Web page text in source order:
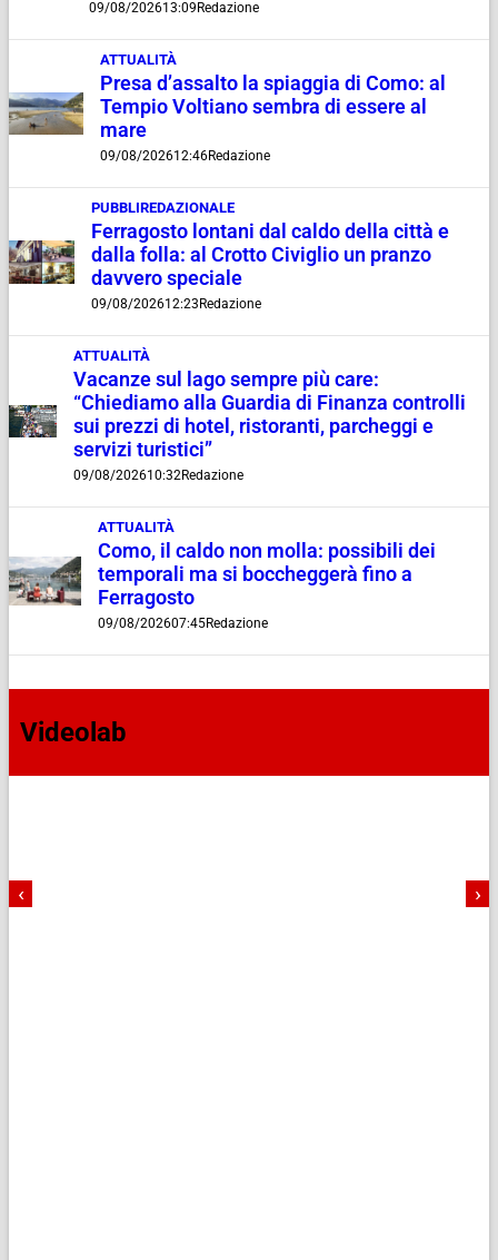
09/08/202613:09 Redazione
ATTUALITÀ
Presa d’assalto la spiaggia di Como: al
Tempio Voltiano sembra di essere al
mare
09/08/202612:46Redazione
PUBBLIREDAZIONALE
Ferragosto lontani dal caldo della città e
dalla folla: al Crotto Civiglio un pranzo
davvero speciale
09/08/202612:23 Redazione
ATTUALITÀ
Vacanze sul lago sempre più care:
“Chiediamo alla Guardia di Finanza controlli
sui prezzi di hotel, ristoranti, parcheggi e
servizi turistici”
09/08/202610:32Redazione
ATTUALITÀ
Como, il caldo non molla: possibili dei
temporali ma si boccheggerà fino a
Ferragosto
09/08/202607:45Redazione
Videolab
‹ ›